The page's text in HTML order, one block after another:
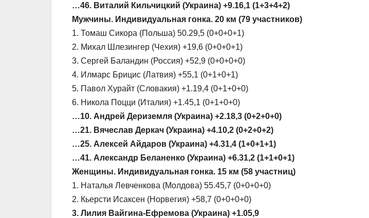
…46. Виталий Кильчицкий (Украина) +9.16,1 (1+3+4+2)
Мужчины. Индивидуальная гонка. 20 км (79 участников)
1. Томаш Сикора (Польша) 50.29,5 (0+0+0+1)
2. Михал Шлезингер (Чехия) +19,6 (0+0+0+1)
3. Сергей Баландин (Россия) +52,9 (0+0+0+0)
4. Илмарс Брицис (Латвия) +55,1 (0+1+0+1)
5. Павол Хурайт (Словакия) +1.19,4 (0+1+0+0)
6. Никола Поцци (Италия) +1.45,1 (0+1+0+0)
…10. Андрей Дериземля (Украина) +2.18,3 (0+2+0+0)
…21. Вячеслав Деркач (Украина) +4.10,2 (0+2+0+2)
…25. Алексей Айдаров (Украина) +4.31,4 (1+0+1+1)
…41. Александр Беланенко (Украина) +6.31,2 (1+1+0+1)
Женщины. Индивидуальная гонка. 15 км (58 участниц)
1. Наталья Левченкова (Молдова) 55.45,7 (0+0+0+0)
2. Кьерсти Исаксен (Норвегия) +58,7 (0+0+0+0)
3. Лилия Вайгина-Ефремова (Украина) +1.05,9